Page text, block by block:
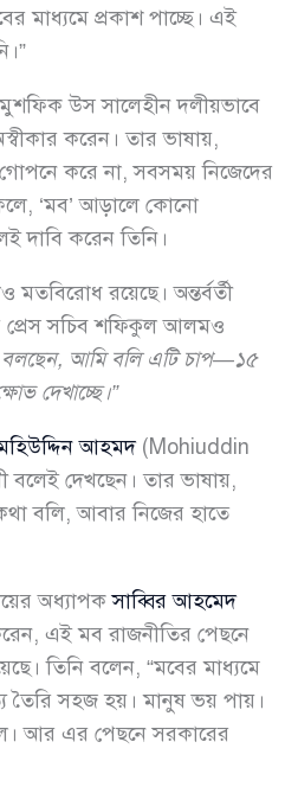
মাধ্যমে প্রকাশ পাচ্ছে। এই
উস সালেহীন দলীয়ভাবে
করেন। তার ভাষায়,
করে না, সবসময় নিজেদের
‘মব’ আড়ালে কোনো
দাবি করেন তিনি।
রয়েছে। অন্তর্বর্তী
প্রেস সচিব শফিকুল আলমও
বলছেন, আমি বলি এটি চাপ—১৫
দেখাচ্ছে।”
আহমদ(Mohiuddin
বলেই দেখছেন। তার ভাষায়,
বলি, আবার নিজের হাতে
অধ্যাপকসাব্বির আহমেদ
এই মব রাজনীতির পেছনে
তিনি বলেন, “মবের মাধ্যমে
তৈরি সহজ হয়। মানুষ ভয় পায়।
আর এর পেছনে সরকারের